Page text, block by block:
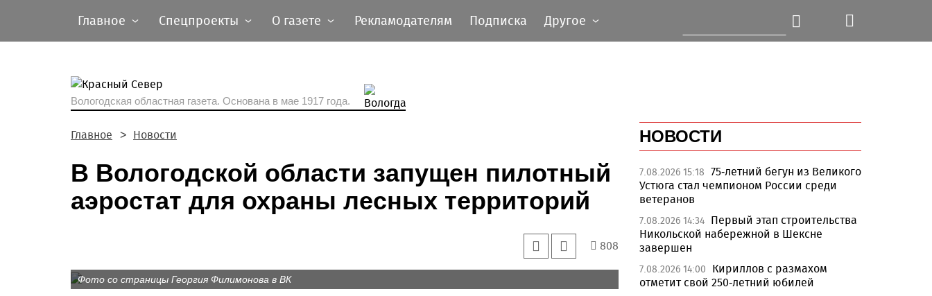
Главное Спецпроекты О газете Рекламодателям Подписка Другое
Вологодская областная газета. Основана в мае 1917 года.
Главное Новости
В Вологодской области запущен пилотный
аэростат для охраны лесных территорий
808
Фото со страницы Георгия Филимонова в ВК
НОВОСТИ
7.08.2026 15:18 75-летний бегун из Великого
Устюга стал чемпионом России среди
ветеранов
7.08.2026 14:34 Первый этап строительства
Никольской набережной в Шексне
завершен
7.08.2026 14:00
Кириллов с размахом
отметит свой 250-летний юбилей